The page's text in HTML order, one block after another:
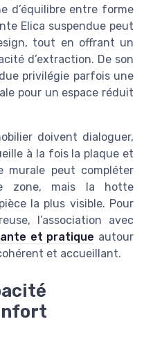
d’équilibre entre forme
Elica suspendue peut
tout en offrant un
d’extraction. De son
privilégie parfois une
pour un espace réduit
doivent dialoguer,
à la fois la plaque et
murale peut compléter
zone, mais la hotte
la plus visible. Pour
l’association avec
et pratique autour
et accueillant.